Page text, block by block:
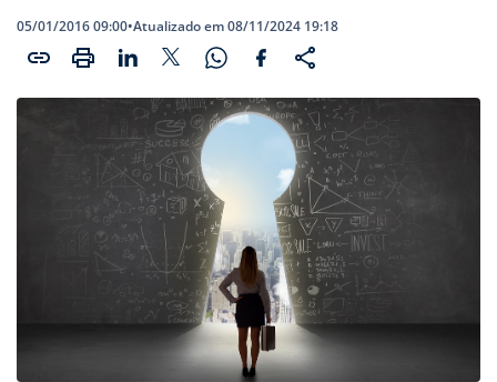
05/01/2016 09:00•Atualizado em 08/11/2024 19:18